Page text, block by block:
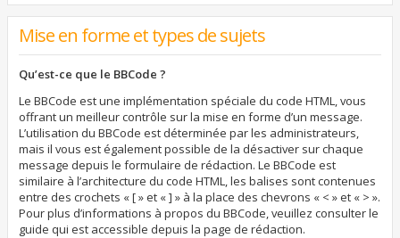
Mise en forme et types de sujets
Qu’est-ce que le BBCode ?
Le BBCode est une implémentation spéciale du code HTML, vous
offrant un meilleur contrôle sur la mise en forme d’un message.
L’utilisation du BBCode est déterminée par les administrateurs,
mais il vous est également possible de la désactiver sur chaque
message depuis le formulaire de rédaction. Le BBCode est
similaire à l’architecture du code HTML, les balises sont contenues
entre des crochets « [ » et « ] » à la place des chevrons « < » et « > ».
Pour plus d’informations à propos du BBCode, veuillez consulter le
guide qui est accessible depuis la page de rédaction.